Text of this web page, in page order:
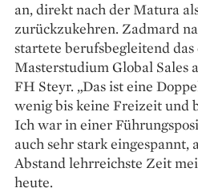
an, direkt nach der ­Matura
zurückzukehren. Zadmard
startete berufsbegleitend das
Masterstudium Global Sales
FH Steyr. „Das ist eine
wenig bis keine Freizeit und
Ich war in einer
auch sehr stark eingespannt,
Abstand lehrreichste Zeit
heute.